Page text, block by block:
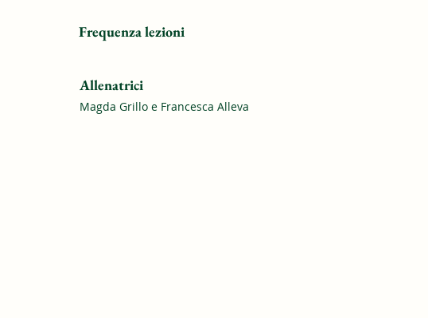
Frequenza lezioni
Allenatrici
Magda Grillo e Francesca Alleva